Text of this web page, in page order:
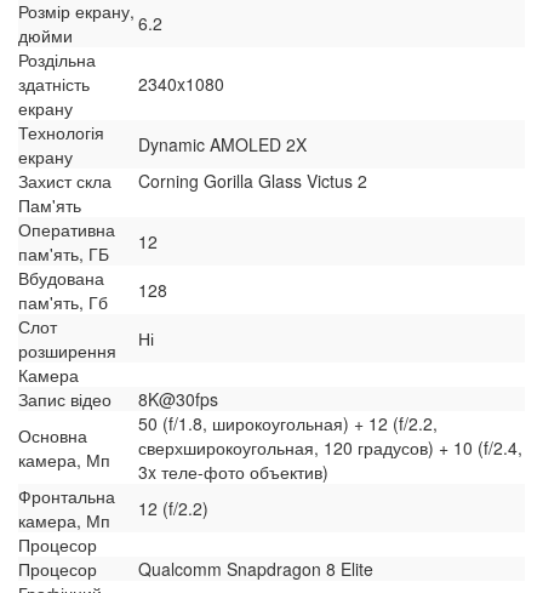
Розмір екрану,
дюйми
6.2
Роздільна
здатність
екрану
2340x1080
Технологія
екрану
Dynamic AMOLED 2X
Захист скла
Corning Gorilla Glass Victus 2
Пам'ять
Оперативна
пам'ять, ГБ
12
Вбудована
пам'ять, Гб
128
Слот
розширення
Ні
Камера
Запис відео
8K@30fps
Основна
камера, Мп
50 (f/1.8, широкоугольная) + 12 (f/2.2,
сверхширокоугольная, 120 градусов) + 10 (f/2.4,
3x теле-фото объектив)
Фронтальна
камера, Мп
12 (f/2.2)
Процесор
Процесор
Qualcomm Snapdragon 8 Elite